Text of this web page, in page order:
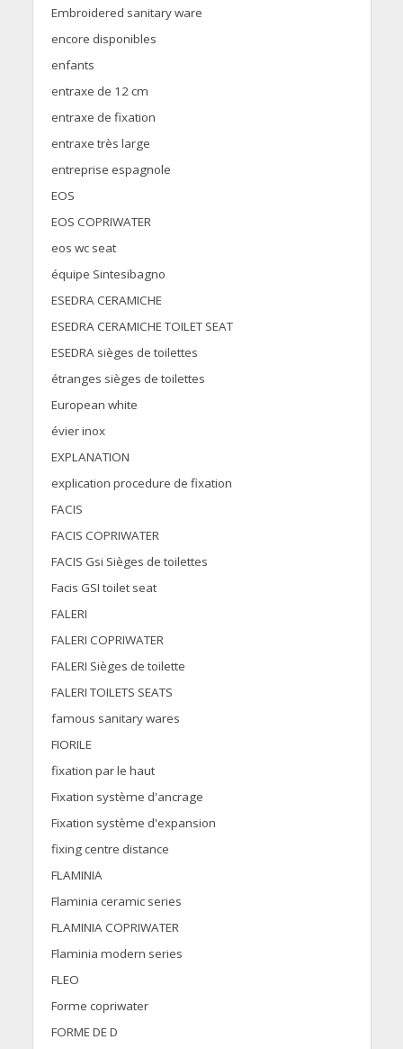
Embroidered sanitary ware
encore disponibles
enfants
entraxe de 12 cm
entraxe de fixation
entraxe très large
entreprise espagnole
EOS
EOS COPRIWATER
eos wc seat
équipe Sintesibagno
ESEDRA CERAMICHE
ESEDRA CERAMICHE TOILET SEAT
ESEDRA sièges de toilettes
étranges sièges de toilettes
European white
évier inox
EXPLANATION
explication procedure de fixation
FACIS
FACIS COPRIWATER
FACIS Gsi Sièges de toilettes
Facis GSI toilet seat
FALERI
FALERI COPRIWATER
FALERI Sièges de toilette
FALERI TOILETS SEATS
famous sanitary wares
FIORILE
fixation par le haut
Fixation système d'ancrage
Fixation système d'expansion
fixing centre distance
FLAMINIA
Flaminia ceramic series
FLAMINIA COPRIWATER
Flaminia modern series
FLEO
Forme copriwater
FORME DE D